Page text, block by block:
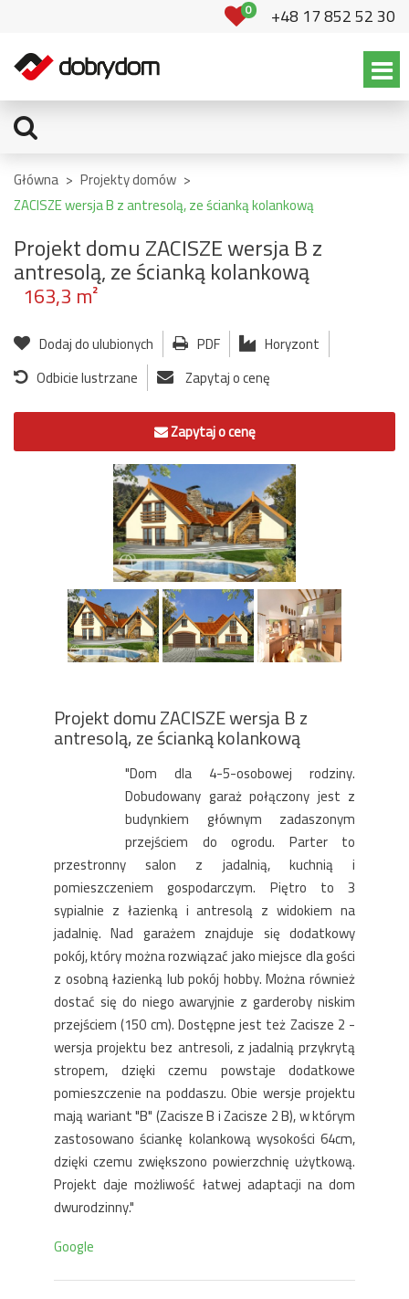
0 +48 17 852 52 30
Główna > Projekty domów >
ZACISZE wersja B z antresolą, ze ścianką kolankową
Projekt domu ZACISZE wersja B z
antresolą, ze ścianką kolankową
163,3 m²
Dodaj do ulubionych PDF
Horyzont
Odbicie lustrzane
Zapytaj o cenę
Zapytaj o cenę
Projekt domu ZACISZE wersja B z
antresolą, ze ścianką kolankową
"Dom dla 4-5-osobowej rodziny.
Dobudowany garaż połączony jest z
budynkiem głównym zadaszonym
przejściem do ogrodu. Parter to
przestronny salon z jadalnią, kuchnią i
pomieszczeniem gospodarczym. Piętro to 3
sypialnie z łazienką i antresolą z widokiem na
jadalnię. Nad garażem znajduje się dodatkowy
pokój, który można rozwiązać jako miejsce dla gości
z osobną łazienką lub pokój hobby. Można również
dostać się do niego awaryjnie z garderoby niskim
przejściem (150 cm). Dostępne jest też Zacisze 2 -
wersja projektu bez antresoli, z jadalnią przykrytą
stropem, dzięki czemu powstaje dodatkowe
pomieszczenie na poddaszu. Obie wersje projektu
mają wariant "B" (Zacisze B i Zacisze 2 B), w którym
zastosowano ściankę kolankową wysokości 64cm,
dzięki czemu zwiększono powierzchnię użytkową.
Projekt daje możliwość łatwej adaptacji na dom
dwurodzinny."
Google